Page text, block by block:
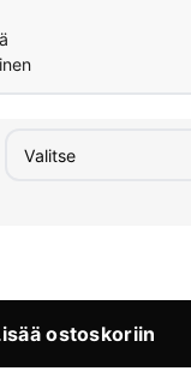
ostoskoriin